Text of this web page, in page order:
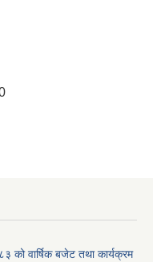
को वार्षिक बजेट तथा कार्यक्रम